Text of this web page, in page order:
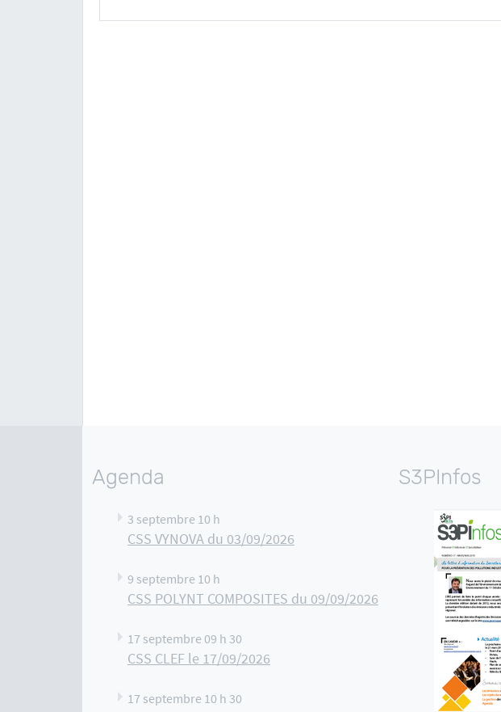
Agenda
3 septembre 10 h
CSS VYNOVA du 03/09/2026
9 septembre 10 h
CSS POLYNT COMPOSITES du 09/09/2026
17 septembre 09 h 30
CSS CLEF le 17/09/2026
17 septembre 10 h 30
S3PInfos